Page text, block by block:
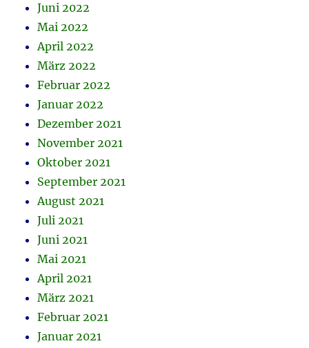
Juni 2022
Mai 2022
April 2022
März 2022
Februar 2022
Januar 2022
Dezember 2021
November 2021
Oktober 2021
September 2021
August 2021
Juli 2021
Juni 2021
Mai 2021
April 2021
März 2021
Februar 2021
Januar 2021